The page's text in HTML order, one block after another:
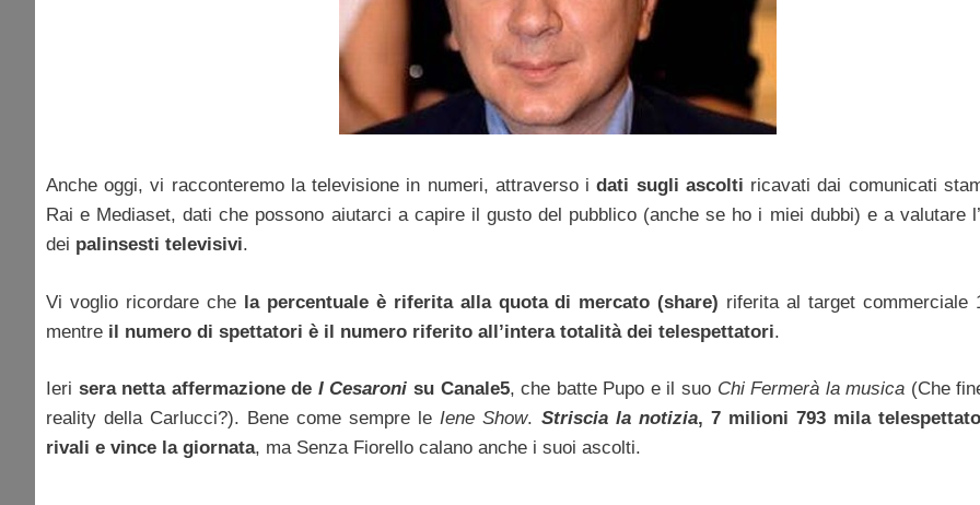
Anche oggi, vi racconteremo la televisione in numeri, attraverso idati sugli ascolti ricavati dai comunicati
Rai e Mediaset, dati che possono aiutarci a capire il gusto del pubblico (anche se ho i miei dubbi) e a valutare
dei palinsesti televisivi.
Vi voglio ricordare che la percentuale è riferita alla quota di mercato (share) riferita al target commerciale
mentre il numero di spettatori è il numero riferito all’intera totalità dei telespettatori.
Ieri sera netta affermazione de I Cesaroni su Canale5, che batte Pupo e il suo Chi Fermerà la musica (Che
reality della Carlucci?). Bene come sempre leIene Show. Striscia la notizia, 7 milioni 793 mila
rivali e vince la giornata, ma Senza Fiorello calano anche i suoi ascolti.